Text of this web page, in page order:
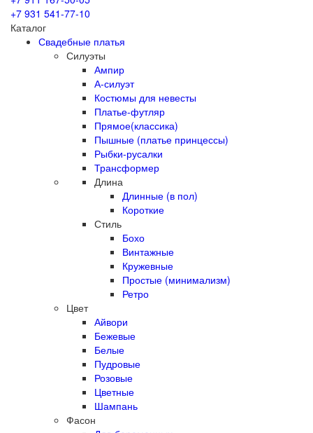
+7 931 541-77-10
Каталог
Свадебные платья
Силуэты
Ампир
А-силуэт
Костюмы для невесты
Платье-футляр
Прямое(классика)
Пышные (платье принцессы)
Рыбки-русалки
Трансформер
Длина
Длинные (в пол)
Короткие
Стиль
Бохо
Винтажные
Кружевные
Простые (минимализм)
Ретро
Цвет
Айвори
Бежевые
Белые
Пудровые
Розовые
Цветные
Шампань
Фасон